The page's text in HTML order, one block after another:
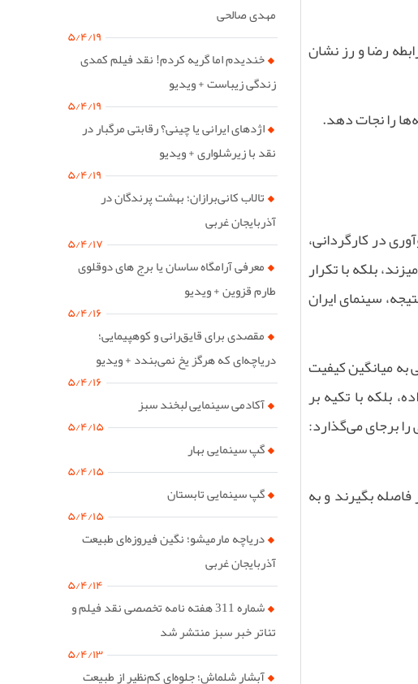
رضا و رز نشان
را نجات دهد.
در کارگردانی،
بلکه با تکرار
سینمای ایران
به میانگین کیفیت
بلکه با تکیه بر
برجای می‌گذارد:
بگیرند و به
مهدی صالحی
۵/۴/۱۹
خندیدم اما گریه کردم! نقد فیلم کمدی
زندگی زیباست + ویدیو
۵/۴/۱۹
اژدهای ایرانی یا چینی؟ رقابتی مرگبار در
نقد با زیرشلواری + ویدیو
۵/۴/۱۹
تالاب کانی‌برازان؛ بهشت پرندگان در
آذربایجان غربی
۵/۴/۱۷
معرفی آرامگاه ساسان یا برج های دوقلوی
طارم قزوین + ویدیو
۵/۴/۱۶
مقصدی برای قایق‌رانی و کوهپیمایی؛
دریاچه‌ای که هرگز یخ نمی‌بندد + ویدیو
۵/۴/۱۶
آکادمی سینمایی لبخند سبز
۵/۴/۱۵
گپ سینمایی بهار
۵/۴/۱۵
گپ سینمایی تابستان
۵/۴/۱۵
دریاچه مارمیشو؛ نگین فیروزه‌ای طبیعت
آذربایجان غربی
۵/۴/۱۴
شماره 311 هفته نامه تخصصی نقد فیلم و
تئاتر خبر سبز منتشر شد
۵/۴/۱۳
آبشار شلماش؛ جلوه‌ای کم‌نظیر از طبیعت